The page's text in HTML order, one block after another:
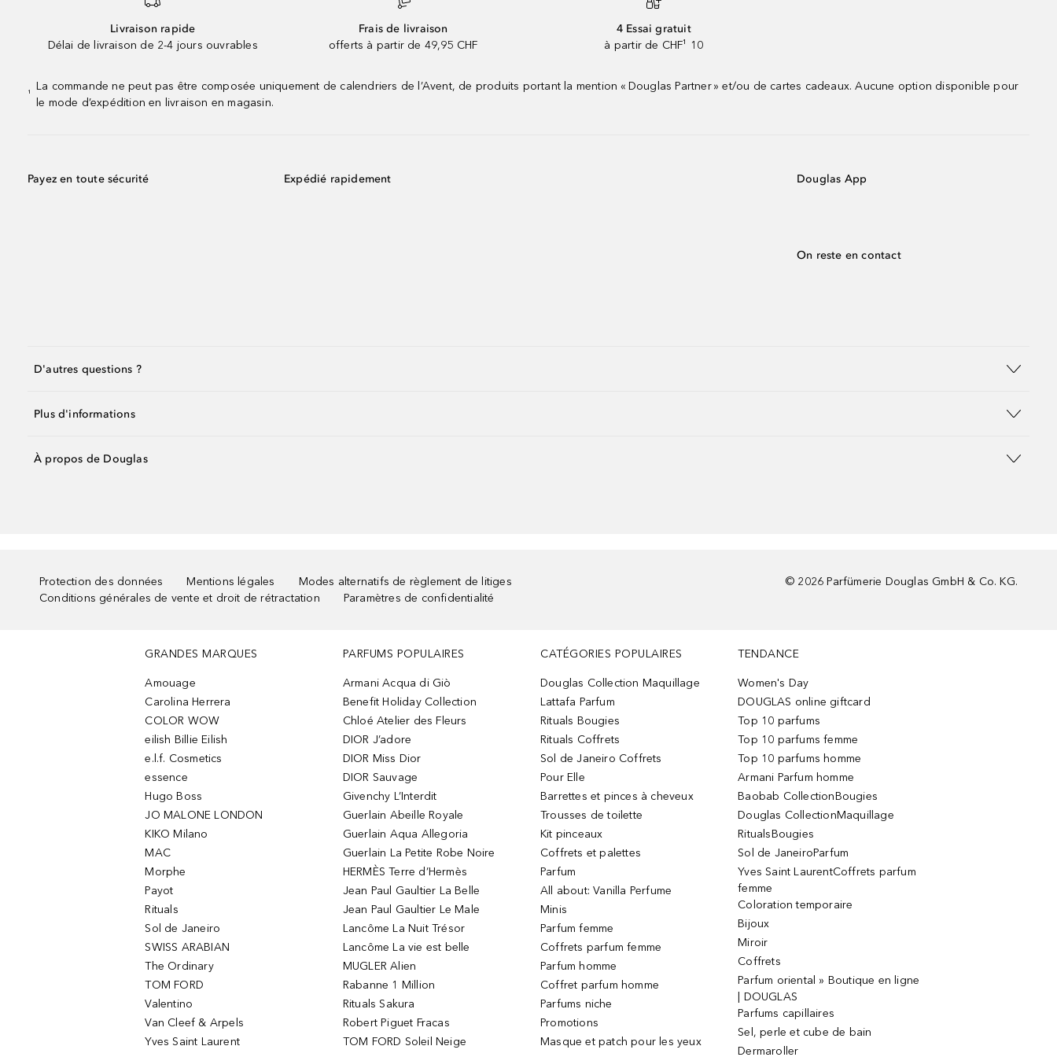
Livraison rapide
Délai de livraison de 2-4 jours ouvrables
Frais de livraison
offerts à partir de 49,95 CHF
4 Essai gratuit
à partir de CHF¹ 10
¹
La commande ne peut pas être composée uniquement de calendriers de l’Avent, de produits portant la mention « Douglas Partner » et/ou de cartes cadeaux. Aucune option disponible pour
le mode d’expédition en livraison en magasin.
Payez en toute sécurité Expédié rapidement Douglas App
On reste en contact
D'autres questions ?
Plus d'informations
À propos de Douglas
Protection des données Mentions légales
Modes alternatifs de règlement de litiges
Conditions générales de vente et droit de rétractation
Paramètres de confidentialité
© 2026 Parfümerie Douglas GmbH & Co. KG.
GRANDES MARQUES
Amouage
Carolina Herrera
COLOR WOW
eilish Billie Eilish
e.l.f. Cosmetics
essence
Hugo Boss
JO MALONE LONDON
KIKO Milano
MAC
Morphe
Payot
Rituals
Sol de Janeiro
SWISS ARABIAN
The Ordinary
TOM FORD
Valentino
Van Cleef & Arpels
Yves Saint Laurent
PARFUMS POPULAIRES
Armani Acqua di Giò
Benefit Holiday Collection
Chloé Atelier des Fleurs
DIOR J’adore
DIOR Miss Dior
DIOR Sauvage
Givenchy L’Interdit
Guerlain Abeille Royale
Guerlain Aqua Allegoria
Guerlain La Petite Robe Noire
HERMÈS Terre d’Hermès
Jean Paul Gaultier La Belle
Jean Paul Gaultier Le Male
Lancôme La Nuit Trésor
Lancôme La vie est belle
MUGLER Alien
Rabanne 1 Million
Rituals Sakura
Robert Piguet Fracas
TOM FORD Soleil Neige
CATÉGORIES POPULAIRES
Douglas Collection Maquillage
Lattafa Parfum
Rituals Bougies
Rituals Coffrets
Sol de Janeiro Coffrets
Pour Elle
Barrettes et pinces à cheveux
Trousses de toilette
Kit pinceaux
Coffrets et palettes
Parfum
All about: Vanilla Perfume
Minis
Parfum femme
Coffrets parfum femme
Parfum homme
Coffret parfum homme
Parfums niche
Promotions
Masque et patch pour les yeux
TENDANCE
Women's Day
DOUGLAS online giftcard
Top 10 parfums
Top 10 parfums femme
Top 10 parfums homme
Armani Parfum homme
Baobab CollectionBougies
Douglas CollectionMaquillage
RitualsBougies
Sol de JaneiroParfum
Yves Saint LaurentCoffrets parfum
femme
Coloration temporaire
Bijoux
Miroir
Coffrets
Parfum oriental » Boutique en ligne
| DOUGLAS
Parfums capillaires
Sel, perle et cube de bain
Dermaroller